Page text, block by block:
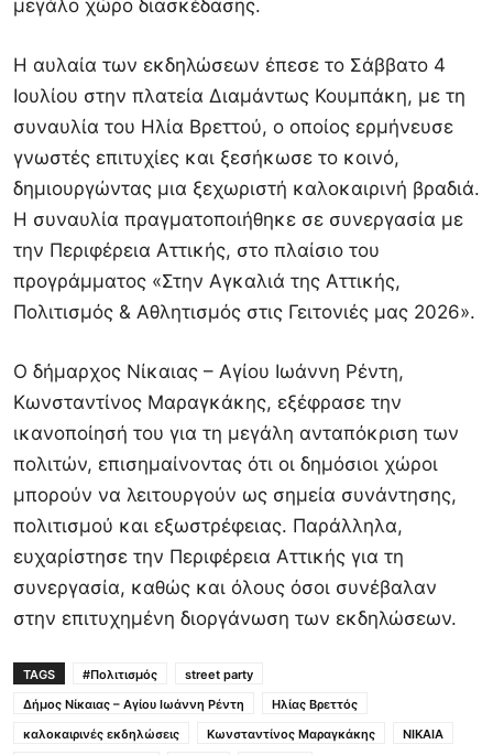
μεγάλο χώρο διασκέδασης.
Η αυλαία των εκδηλώσεων έπεσε το Σάββατο 4
Ιουλίου στην πλατεία Διαμάντως Κουμπάκη, με τη
συναυλία του Ηλία Βρεττού, ο οποίος ερμήνευσε
γνωστές επιτυχίες και ξεσήκωσε το κοινό,
δημιουργώντας μια ξεχωριστή καλοκαιρινή βραδιά.
Η συναυλία πραγματοποιήθηκε σε συνεργασία με
την Περιφέρεια Αττικής, στο πλαίσιο του
προγράμματος «Στην Αγκαλιά της Αττικής,
Πολιτισμός & Αθλητισμός στις Γειτονιές μας 2026».
Ο δήμαρχος Νίκαιας – Αγίου Ιωάννη Ρέντη,
Κωνσταντίνος Μαραγκάκης, εξέφρασε την
ικανοποίησή του για τη μεγάλη ανταπόκριση των
πολιτών, επισημαίνοντας ότι οι δημόσιοι χώροι
μπορούν να λειτουργούν ως σημεία συνάντησης,
πολιτισμού και εξωστρέφειας. Παράλληλα,
ευχαρίστησε την Περιφέρεια Αττικής για τη
συνεργασία, καθώς και όλους όσοι συνέβαλαν
στην επιτυχημένη διοργάνωση των εκδηλώσεων.
TAGS #Πολιτισμός
street party
Δήμος Νίκαιας – Αγίου Ιωάννη Ρέντη
Ηλίας Βρεττός
καλοκαιρινές εκδηλώσεις
Κωνσταντίνος Μαραγκάκης
ΝΙΚΑΙΑ